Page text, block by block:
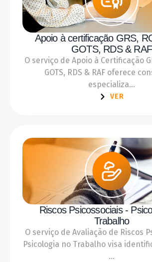
Apoio à certificação GRS,
GOTS, RDS & RAF
O serviço de Apoio à Certificação
GOTS, RDS & RAF oferece
especializa...
VER
Riscos Psicossociais -
Trabalho
O serviço de Avaliação de Riscos
Psicologia no Trabalho visa
...